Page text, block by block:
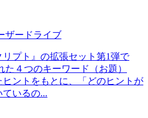
ザードライブ
プト』の拡張セット第1弾で
４つのキーワード（お題）
ントをもとに、「どのヒントが
いるの...